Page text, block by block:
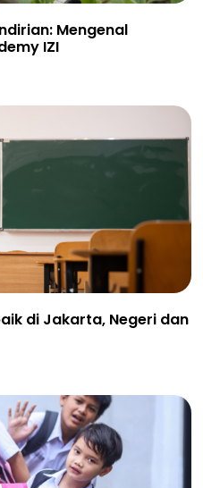
Mengenal
IZI
di Jakarta, Negeri dan